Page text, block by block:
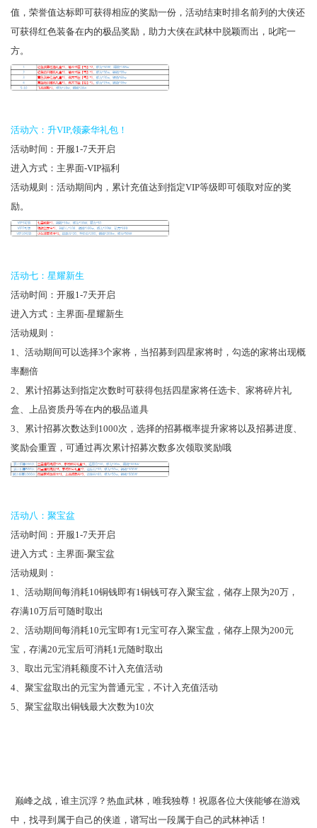
值，荣誉值达标即可获得相应的奖励一份，活动结束时排名前列的大侠还
可获得红色装备在内的极品奖励，助力大侠在武林中脱颖而出，叱咤一
方。
活动六：升VIP,领豪华礼包！
活动时间：开服1-7天开启
进入方式：主界面-VIP福利
活动规则：活动期间内，累计充值达到指定VIP等级即可领取对应的奖
励。
活动七：星耀新生
活动时间：开服1-7天开启
进入方式：主界面-星耀新生
活动规则：
1、活动期间可以选择3个家将，当招募到四星家将时，勾选的家将出现概
率翻倍
2、累计招募达到指定次数时可获得包括四星家将任选卡、家将碎片礼
盒、上品资质丹等在内的极品道具
3、累计招募次数达到1000次，选择的招募概率提升家将以及招募进度、
奖励会重置，可通过再次累计招募次数多次领取奖励哦
活动八：聚宝盆
活动时间：开服1-7天开启
进入方式：主界面-聚宝盆
活动规则：
1、活动期间每消耗10铜钱即有1铜钱可存入聚宝盆，储存上限为20万，
存满10万后可随时取出
2、活动期间每消耗10元宝即有1元宝可存入聚宝盘，储存上限为200元
宝，存满20元宝后可消耗1元随时取出
3、取出元宝消耗额度不计入充值活动
4、聚宝盆取出的元宝为普通元宝，不计入充值活动
5、聚宝盆取出铜钱最大次数为10次
巅峰之战，谁主沉浮？热血武林，唯我独尊！祝愿各位大侠能够在游戏
中，找寻到属于自己的侠道，谱写出一段属于自己的武林神话！